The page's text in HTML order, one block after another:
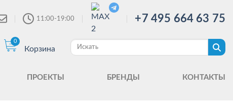
11:00-19:00 +7 495 664 63 75
0
Корзина
ПРОЕКТЫ БРЕНДЫ КОНТАКТЫ